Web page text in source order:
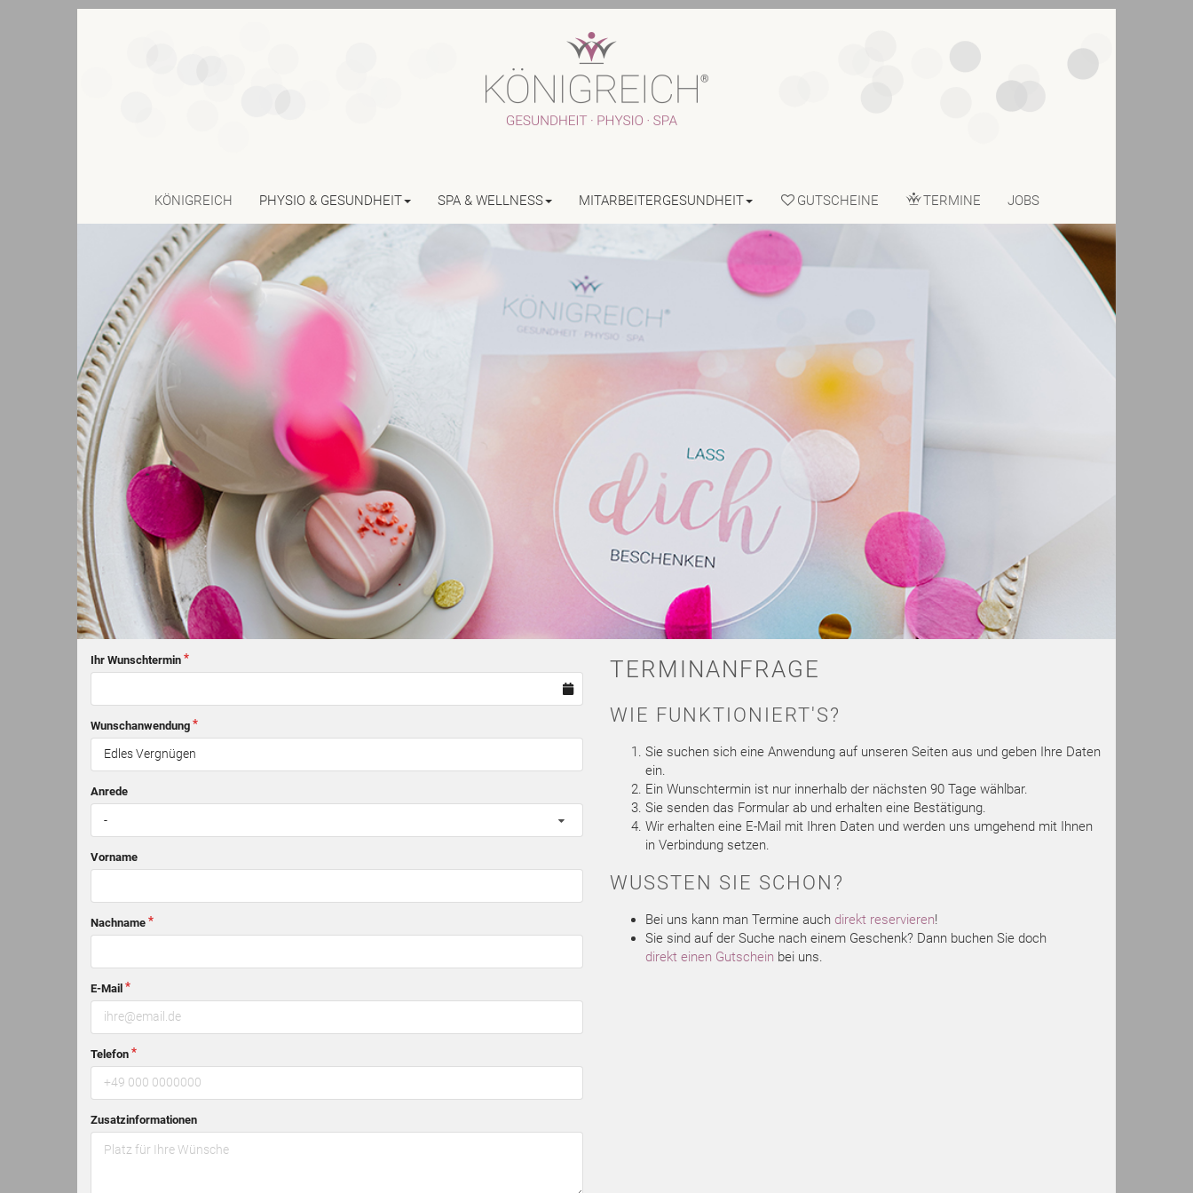
KÖNIGREICH PHYSIO & GESUNDHEIT SPA & WELLNESS MITARBEITERGESUNDHEIT GUTSCHEINE TERMINE JOBS
Ihr Wunschtermin
Wunschanwendung
Anrede
-
Vorname
Nachname
E-Mail
Telefon
Zusatzinformationen
TERMINANFRAGE
WIE FUNKTIONIERT'S?
Sie suchen sich eine Anwendung auf unseren Seiten aus und geben Ihre Daten
ein.
Ein Wunschtermin ist nur innerhalb der nächsten 90 Tage wählbar.
Sie senden das Formular ab und erhalten eine Bestätigung.
Wir erhalten eine E-Mail mit Ihren Daten und werden uns umgehend mit Ihnen
in Verbindung setzen.
WUSSTEN SIE SCHON?
Bei uns kann man Termine auch direkt reservieren!
Sie sind auf der Suche nach einem Geschenk? Dann buchen Sie doch
direkt einen Gutschein bei uns.